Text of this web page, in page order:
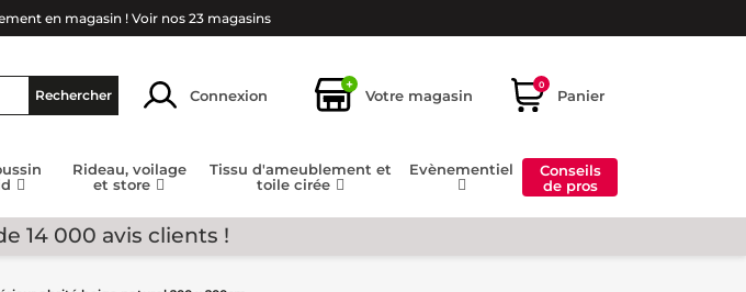
en magasin ! Voir nos 23 magasins
Rechercher Connexion
+
Votre magasin
0
Panier
Rideau, voilage
et store
Tissu d'ameublement et
toile cirée
Evènementiel
Conseils
de pros
de 14 000 avis clients !